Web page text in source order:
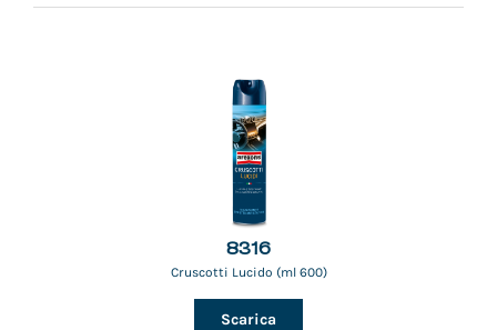
8316
Cruscotti Lucido (ml 600)
Scarica